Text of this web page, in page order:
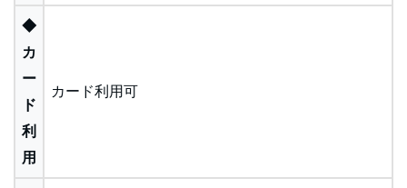
◆
カ
ー
ド
利
用
カード利用可